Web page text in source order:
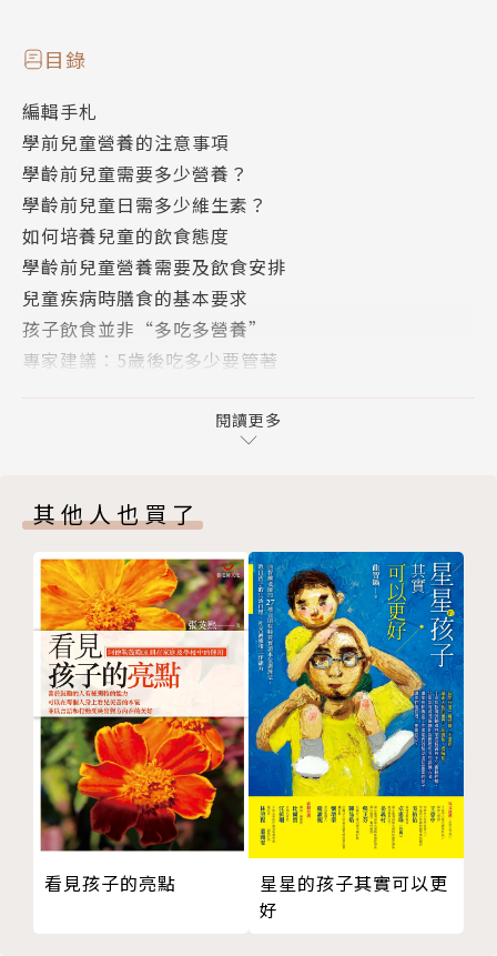
目錄
編輯手札
學前兒童營養的注意事項
學齡前兒童需要多少營養？
學齡前兒童日需多少維生素？
如何培養兒童的飲食態度
學齡前兒童營養需要及飲食安排
兒童疾病時膳食的基本要求
孩子飲食並非“多吃多營養”
專家建議：5歲後吃多少要管著
孩子長高黃金期要科學進補
小心餐桌上的智力“殺手”
適當給孩子提供必需的加餐
怎樣給孩子選“長個餐”
給孩子一份健康早餐
幼稚園孩子的一日三餐
吃零食可使寶寶營養更均衡？
選對零食幫寶寶健康加分
健康零食：孩子健康成長的好朋友
有效防止寶寶近視的3種食物
讓孩子食慾不好的常見原因
調整專注力不足孩子的飲食
小兒日常飲食的11個提醒
閱讀更多
其他人也買了
看見孩子的亮點
星星的孩子其實可以更
好